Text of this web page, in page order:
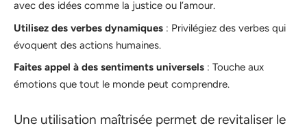
avec des idées comme la justice ou l’amour.
Utilisez des verbes dynamiques : Privilégiez des verbes qui
évoquent des actions humaines.
Faites appel à des sentiments universels : Touche aux
émotions que tout le monde peut comprendre.
Une utilisation maîtrisée permet de revitaliser le